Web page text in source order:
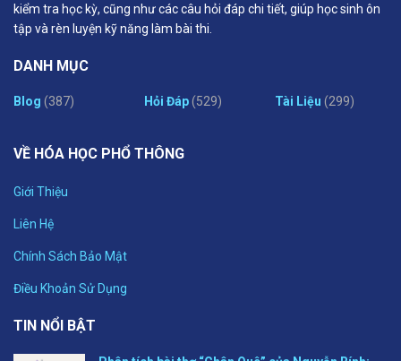
kiểm tra học kỳ, cũng như các câu hỏi đáp chi tiết, giúp học sinh ôn
tập và rèn luyện kỹ năng làm bài thi.
DANH MỤC
Blog (387) Hỏi Đáp(529) Tài Liệu (299)
VỀ HÓA HỌC PHỔ THÔNG
Giới Thiệu
Liên Hệ
Chính Sách Bảo Mật
Điều Khoản Sử Dụng
TIN NỔI BẬT